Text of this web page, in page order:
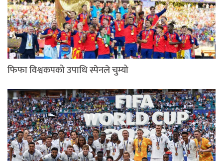
फिफा विश्वकपको उपाधि स्पेनले चुम्यो